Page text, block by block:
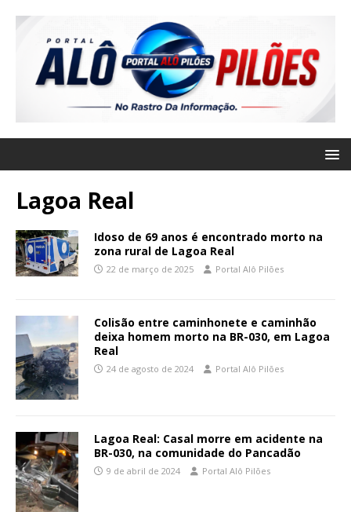
Lagoa Real
Idoso de 69 anos é encontrado morto na
zona rural de Lagoa Real
22 de março de 2025 Portal Alô Pilões
Colisão entre caminhonete e caminhão
deixa homem morto na BR-030, em Lagoa
Real
24 de agosto de 2024 Portal Alô Pilões
Lagoa Real: Casal morre em acidente na
BR-030, na comunidade do Pancadão
9 de abril de 2024 Portal Alô Pilões